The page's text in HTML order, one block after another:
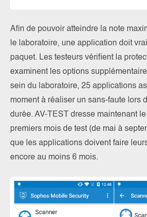
Afin de pouvoir atteindre la note
le laboratoire, une application doit
paquet. Les testeurs vérifient la
examinent les options
sein du laboratoire, 25 applications
moment à réaliser un sans-faute lors
durée. AV-TEST dresse maintenant
premiers mois de test (de mai à
que les applications doivent faire
encore au moins 6 mois.